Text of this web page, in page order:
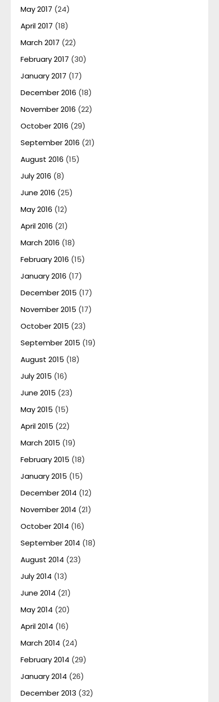
May 2017 (24)
April 2017 (18)
March 2017 (22)
February 2017 (30)
January 2017 (17)
December 2016 (18)
November 2016 (22)
October 2016 (29)
September 2016 (21)
August 2016 (15)
July 2016 (8)
June 2016 (25)
May 2016 (12)
April 2016 (21)
March 2016 (18)
February 2016 (15)
January 2016 (17)
December 2015 (17)
November 2015 (17)
October 2015 (23)
September 2015 (19)
August 2015 (18)
July 2015 (16)
June 2015 (23)
May 2015 (15)
April 2015 (22)
March 2015 (19)
February 2015 (18)
January 2015 (15)
December 2014 (12)
November 2014 (21)
October 2014 (16)
September 2014 (18)
August 2014 (23)
July 2014 (13)
June 2014 (21)
May 2014 (20)
April 2014 (16)
March 2014 (24)
February 2014 (29)
January 2014 (26)
December 2013 (32)